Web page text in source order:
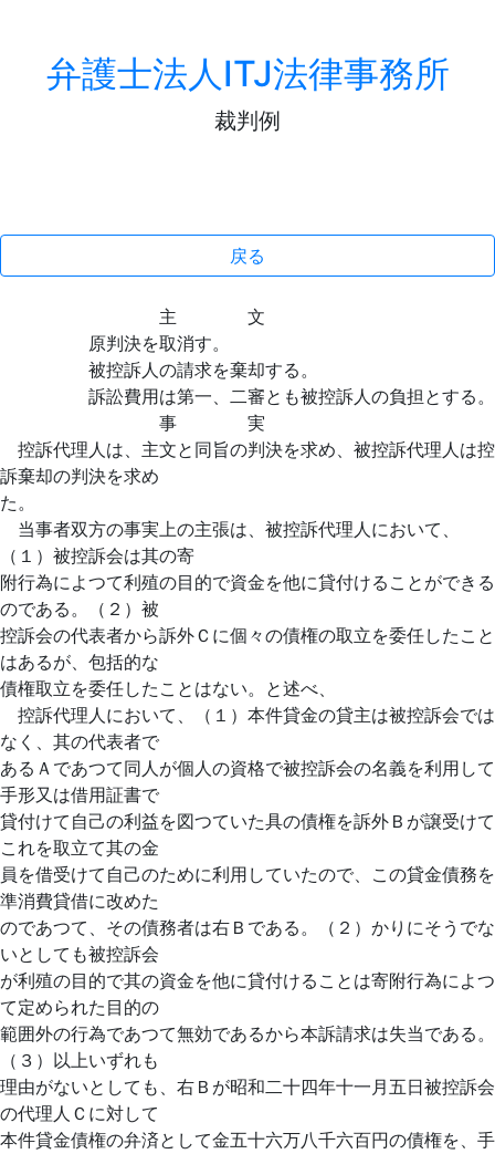
弁護士法人ITJ法律事務所
裁判例
戻る
主 文
原判決を取消す。
被控訴人の請求を棄却する。
訴訟費用は第一、二審とも被控訴人の負担とする。
事 実
控訴代理人は、主文と同旨の判決を求め、被控訴代理人は控
訴棄却の判決を求め
た。
当事者双方の事実上の主張は、被控訴代理人において、
（１）被控訴会は其の寄
附行為によつて利殖の目的で資金を他に貸付けることができる
のである。（２）被
控訴会の代表者から訴外Ｃに個々の債権の取立を委任したこと
はあるが、包括的な
債権取立を委任したことはない。と述べ、
控訴代理人において、（１）本件貸金の貸主は被控訴会では
なく、其の代表者で
あるＡであつて同人が個人の資格で被控訴会の名義を利用して
手形又は借用証書で
貸付けて自己の利益を図つていた具の債権を訴外Ｂが譲受けて
これを取立て其の金
員を借受けて自己のために利用していたので、この貸金債務を
準消費貸借に改めた
のであつて、その債務者は右Ｂである。（２）かりにそうでな
いとしても被控訴会
が利殖の目的で其の資金を他に貸付けることは寄附行為によつ
て定められた目的の
範囲外の行為であつて無効であるから本訴請求は失当である。
（３）以上いずれも
理由がないとしても、右Ｂが昭和二十四年十一月五日被控訴会
の代理人Ｃに対して
本件貸金債権の弁済として金五十六万八千六百円の債権を、手